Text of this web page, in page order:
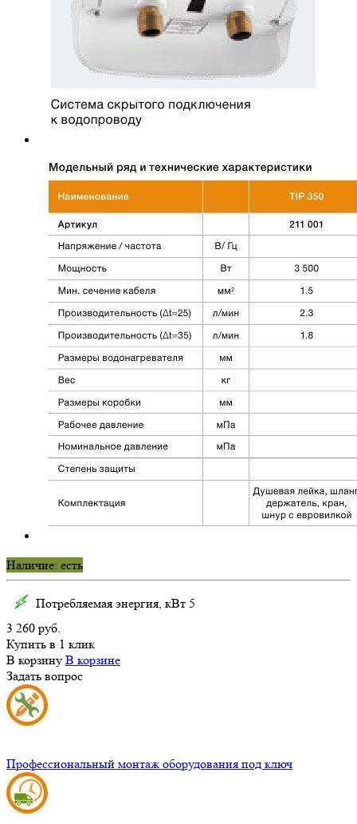
Наличие: есть
Потребляемая энергия, кВт 5
3 260 руб.
Купить в 1 клик
В корзину В корзине
Задать вопрос
Профессиональный монтаж оборудования под ключ